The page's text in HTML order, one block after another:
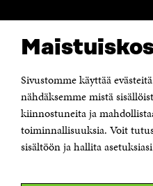
Sivustomme käyttää
nähdäksemme mistä
kiinnostuneita ja
toiminnallisuuksia. Voit
sisältöön ja hallita
The Finnish Innovation
Itämerenkatu 11-13, PO
Telephone +358 294 618
Telefax +358 9 645 072
Email
How to get to Sitra?
Business ID 0202132-3